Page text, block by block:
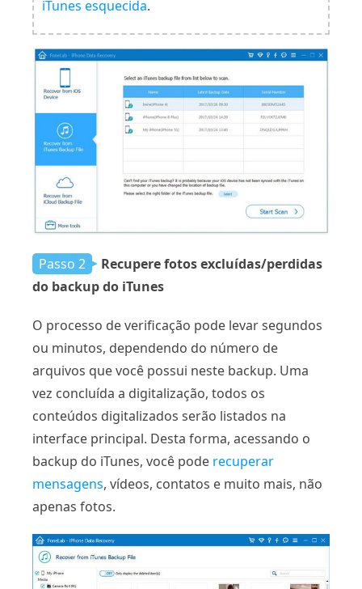
iTunes esquecida.
Passo 2
Recupere fotos excluídas/perdidas
do backup do iTunes
O processo de verificação pode levar segundos
ou minutos, dependendo do número de
arquivos que você possui neste backup. Uma
vez concluída a digitalização, todos os
conteúdos digitalizados serão listados na
interface principal. Desta forma, acessando o
backup do iTunes, você pode recuperar
mensagens, vídeos, contatos e muito mais, não
apenas fotos.